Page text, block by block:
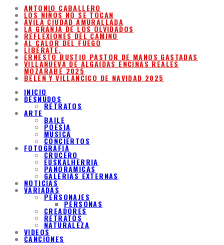
ANTONIO CABALLERO
LOS NIÑOS NO SE TOCAN
ÁVILA CIUDAD AMURALLADA
LA GRANJA DE LOS OLVIDADOS
REFLEXIONES DEL CAMINO
AL CALOR DEL FUEGO
LIBÉRATE,
ERNESTO BUSTIO PASTOR DE MANOS GASTADAS
VILLANUEVA DE ALGAIDAS ENCINAS REALES
MOZARABE 2025
BELEN Y VILLANCICO DE NAVIDAD 2025
INICIO
DESNUDOS
RETRATOS
ARTE
BAILE
POESIA
MUSICA
CONCIERTOS
FOTOGRAFIA
CRUCERO
EUSKALHERRIA
PANORAMICAS
GALERIAS EXTERNAS
NOTICIAS
VARIADAS
PERSONAJES
PERSONAS
CREADORES
RETRATOS
NATURALEZA
VIDEOS
CANCIONES